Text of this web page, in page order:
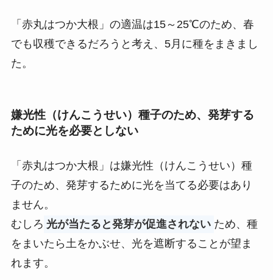
「赤丸はつか大根」の適温は15～25℃のため、春
でも収穫できるだろうと考え、5月に種をまきまし
た。
嫌光性（けんこうせい）種子のため、発芽する
ために光を必要としない
「赤丸はつか大根」は嫌光性（けんこうせい）種
子のため、発芽するために光を当てる必要はあり
ません。
むしろ 光が当たると発芽が促進されない ため、種
をまいたら土をかぶせ、光を遮断することが望ま
れます。